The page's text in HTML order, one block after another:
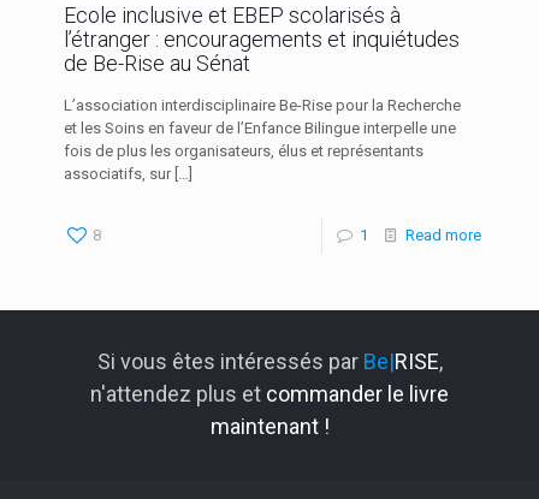
Ecole inclusive et EBEP scolarisés à
l’étranger : encouragements et inquiétudes
de Be-Rise au Sénat
L’association interdisciplinaire Be-Rise pour la Recherche
et les Soins en faveur de l’Enfance Bilingue interpelle une
fois de plus les organisateurs, élus et représentants
associatifs, sur[…]
8 1 Read more
Si vous êtes intéressés par Be|RISE,
n'attendez plus et commander le livre
maintenant !